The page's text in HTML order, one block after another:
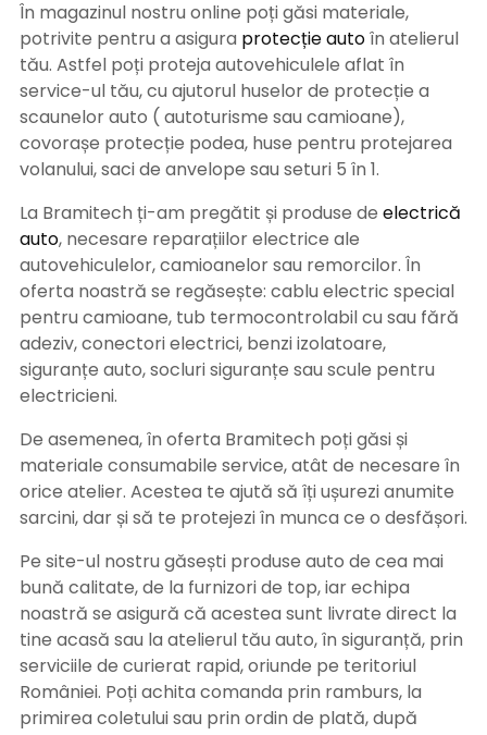
În magazinul nostru online poți găsi materiale,
potrivite pentru a asigura protecție autoîn atelierul
tău. Astfel poți proteja autovehiculele aflat în
service-ul tău, cu ajutorul huselor de protecție a
scaunelor auto ( autoturisme sau camioane),
covorașe protecție podea, huse pentru protejarea
volanului, saci de anvelope sau seturi 5 în 1.
La Bramitech ți-am pregătit și produse de electrică
auto, necesare reparațiilor electrice ale
autovehiculelor, camioanelor sau remorcilor. În
oferta noastră se regăsește: cablu electric special
pentru camioane, tub termocontrolabil cu sau fără
adeziv, conectori electrici, benzi izolatoare,
siguranțe auto, socluri siguranțe sau scule pentru
electricieni.
De asemenea, în oferta Bramitech poți găsi și
materiale consumabile service, atât de necesare în
orice atelier. Acestea te ajută să îți ușurezi anumite
sarcini, dar și să te protejezi în munca ce o desfășori.
Pe site-ul nostru găsești produse auto de cea mai
bună calitate, de la furnizori de top, iar echipa
noastră se asigură că acestea sunt livrate direct la
tine acasă sau la atelierul tău auto, în siguranță, prin
serviciile de curierat rapid, oriunde pe teritoriul
României. Poți achita comanda prin ramburs, la
primirea coletului sau prin ordin de plată, după